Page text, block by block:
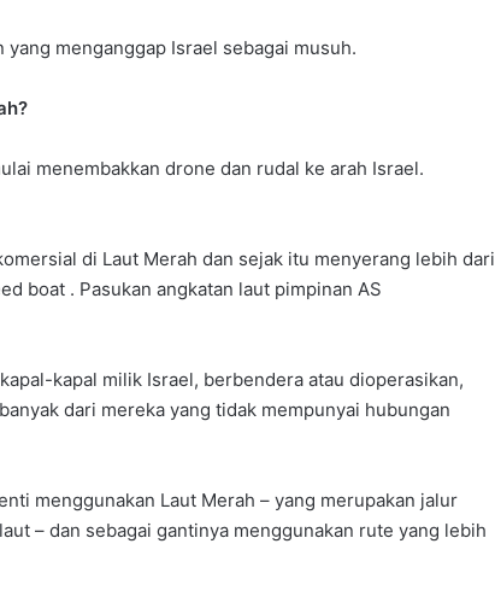
menganggap Israel sebagai musuh.
menembakkan drone dan rudal ke arah Israel.
di Laut Merah dan sejak itu menyerang lebih dari
boat . Pasukan angkatan laut pimpinan AS
kapal milik Israel, berbendera atau dioperasikan,
dari mereka yang tidak mempunyai hubungan
menggunakan Laut Merah – yang merupakan jalur
– dan sebagai gantinya menggunakan rute yang lebih